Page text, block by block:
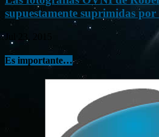
supuestamente suprimidas
Es importante…